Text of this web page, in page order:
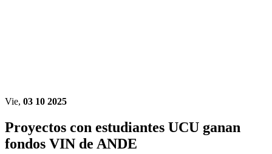
Vie, 03 10 2025
Proyectos con estudiantes UCU ganan
fondos VIN de ANDE